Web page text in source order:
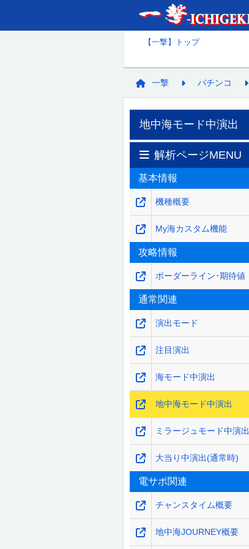
【一撃】トップ
一撃 パチンコ
地中海モード中演出
解析ページMENU
基本情報
機種概要
My海カスタム機能
攻略情報
ボーダーライン･期待値
通常関連
演出モード
注目演出
海モード中演出
地中海モード中演出
ミラージュモード中演出
大当り中演出(通常時)
電サポ関連
チャンスタイム概要
地中海JOURNEY概要